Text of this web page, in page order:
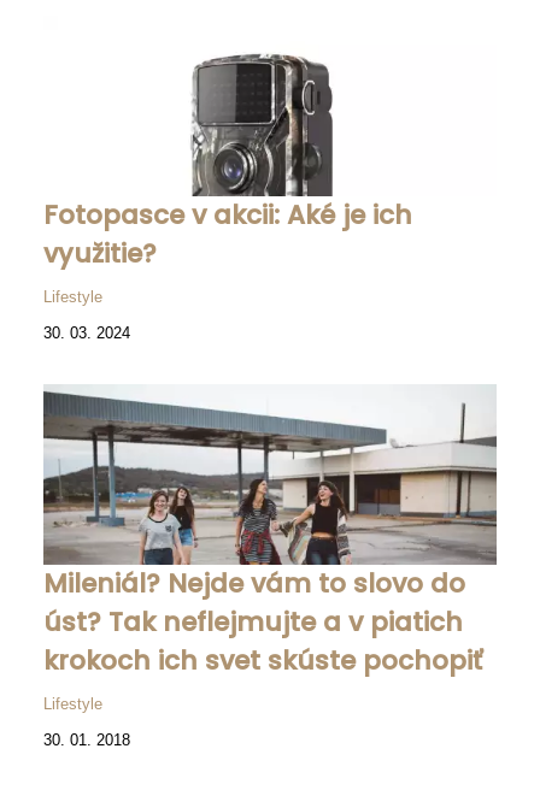
Fotopasce v akcii: Aké je ich
využitie?
Lifestyle
30. 03. 2024
Mileniál? Nejde vám to slovo do
úst? Tak neflejmujte a v piatich
krokoch ich svet skúste pochopiť
Lifestyle
30. 01. 2018